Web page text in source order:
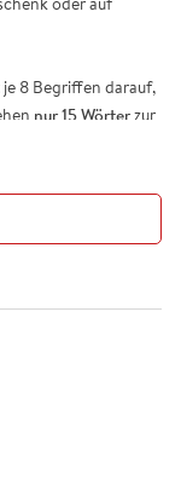
8 Begriffen darauf,
nur 15 Wörterzur
Denkste!
aber
sorgt garantiert
am cleversten? Wer
(Maße: 11 x 10,5